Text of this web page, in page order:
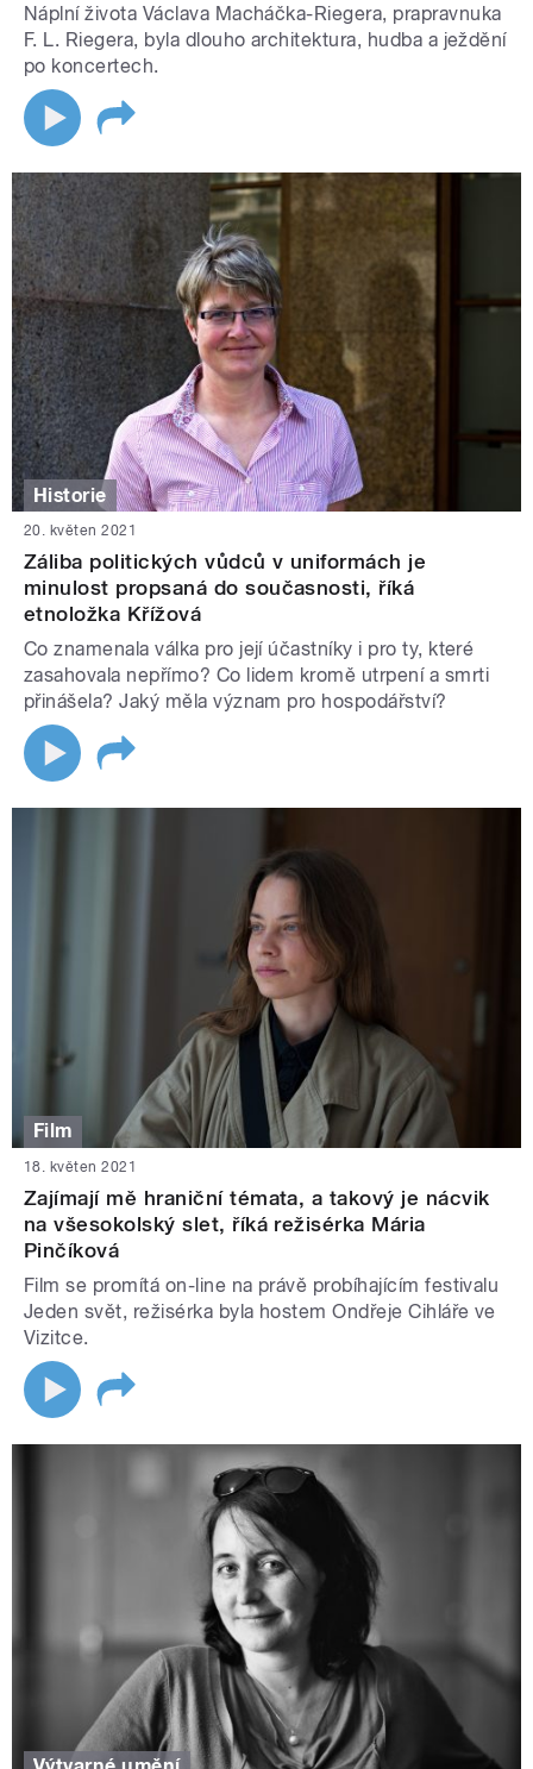
Náplní života Václava Macháčka-Riegera, prapravnuka
F. L. Riegera, byla dlouho architektura, hudba a ježdění
po koncertech.
Historie
20. květen 2021
Záliba politických vůdců v uniformách je
minulost propsaná do současnosti, říká
etnoložka Křížová
Co znamenala válka pro její účastníky i pro ty, které
zasahovala nepřímo? Co lidem kromě utrpení a smrti
přinášela? Jaký měla význam pro hospodářství?
Film
18. květen 2021
Zajímají mě hraniční témata, a takový je nácvik
na všesokolský slet, říká režisérka Mária
Pinčíková
Film se promítá on-line na právě probíhajícím festivalu
Jeden svět, režisérka byla hostem Ondřeje Cihláře ve
Vizitce.